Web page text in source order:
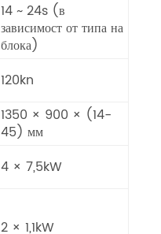
14 ~ 24s (в
зависимост от типа на
блока)
120kn
1350 × 900 × (14-
45) мм
4 × 7,5kW
2 × 1,1kW